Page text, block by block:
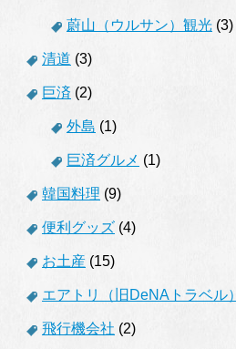
蔚山（ウルサン）観光 (3)
清道 (3)
巨済 (2)
外島 (1)
巨済グルメ (1)
韓国料理 (9)
便利グッズ (4)
お土産 (15)
エアトリ（旧DeNAトラベル）
飛行機会社 (2)